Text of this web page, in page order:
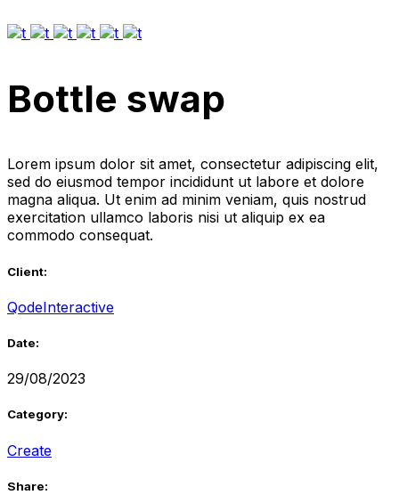
Bottle swap
Lorem ipsum dolor sit amet, consectetur adipiscing elit,
sed do eiusmod tempor incididunt ut labore et dolore
magna aliqua. Ut enim ad minim veniam, quis nostrud
exercitation ullamco laboris nisi ut aliquip ex ea
commodo consequat.
Client:
QodeInteractive
Date:
29/08/2023
Category:
Create
Share: